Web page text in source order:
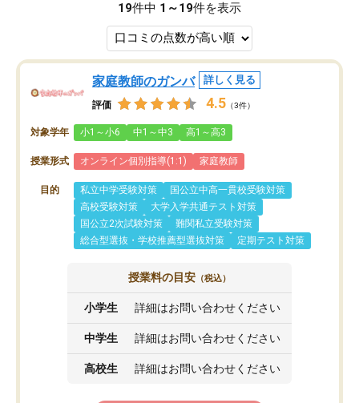
19件中 1～19件を表示
家庭教師のガンバ 詳しく見る
評価 4.5 （3件）
対象学年 小1～小6 中1～中3 高1～高3
授業形式 オンライン個別指導(1:1) 家庭教師
目的 私立中学受験対策
国公立中高一貫校受験対策
高校受験対策
大学入学共通テスト対策
国公立2次試験対策
難関私立受験対策
総合型選抜・学校推薦型選抜対策
定期テスト対策
授業料の目安 （税込）
小学生 詳細はお問い合わせください
中学生 詳細はお問い合わせください
高校生 詳細はお問い合わせください